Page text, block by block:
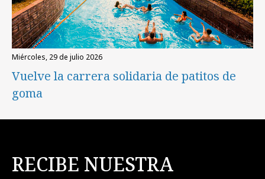
miércoles, 29 de julio 2026
Vuelve la carrera solidaria de patitos de
goma
RECIBE NUESTRA